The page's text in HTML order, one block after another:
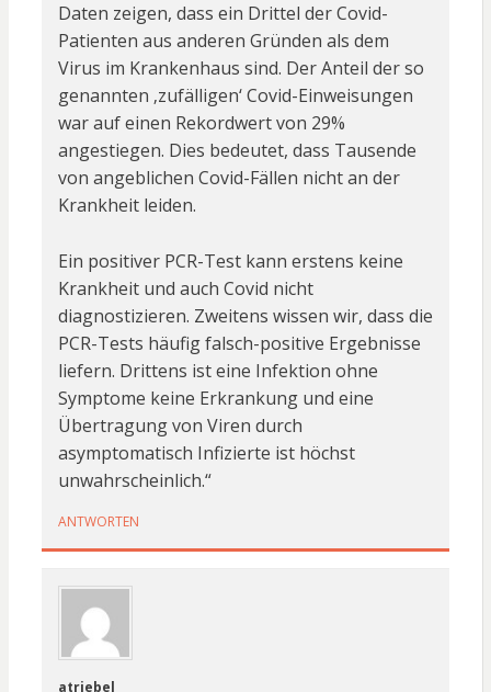
Daten zeigen, dass ein Drittel der Covid-
Patienten aus anderen Gründen als dem
Virus im Krankenhaus sind. Der Anteil der so
genannten ‚zufälligen‘ Covid-Einweisungen
war auf einen Rekordwert von 29%
angestiegen. Dies bedeutet, dass Tausende
von angeblichen Covid-Fällen nicht an der
Krankheit leiden.
Ein positiver PCR-Test kann erstens keine
Krankheit und auch Covid nicht
diagnostizieren. Zweitens wissen wir, dass die
PCR-Tests häufig falsch-positive Ergebnisse
liefern. Drittens ist eine Infektion ohne
Symptome keine Erkrankung und eine
Übertragung von Viren durch
asymptomatisch Infizierte ist höchst
unwahrscheinlich.“
ANTWORTEN
atriebel